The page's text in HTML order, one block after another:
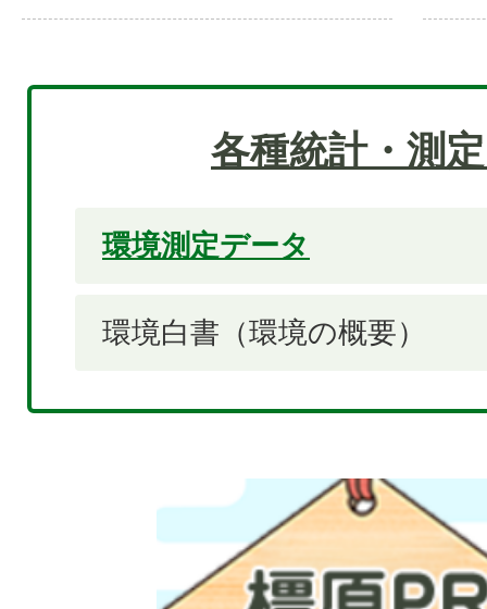
各種統計・測
環境測定データ
環境白書（環境の概要）
2
枚
目